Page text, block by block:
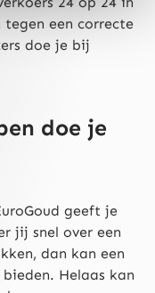
een correcte
doe je bij
doe je
geeft je
jij snel over een
dan kan een
Helaas kan